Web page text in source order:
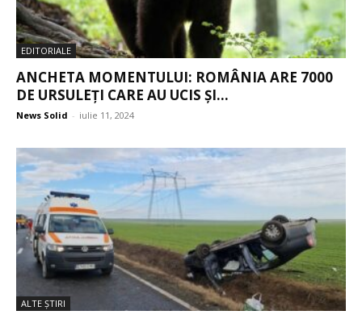
EDITORIALE
ANCHETA MOMENTULUI: ROMÂNIA ARE 7000
DE URSULEȚI CARE AU UCIS ȘI...
News Solid - iulie 11, 2024
ALTE ŞTIRI